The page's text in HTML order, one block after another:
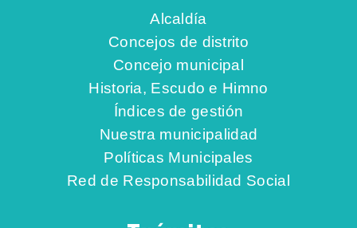
Alcaldía
Concejos de distrito
Concejo municipal
Historia, Escudo e Himno
Índices de gestión
Nuestra municipalidad
Políticas Municipales
Red de Responsabilidad Social